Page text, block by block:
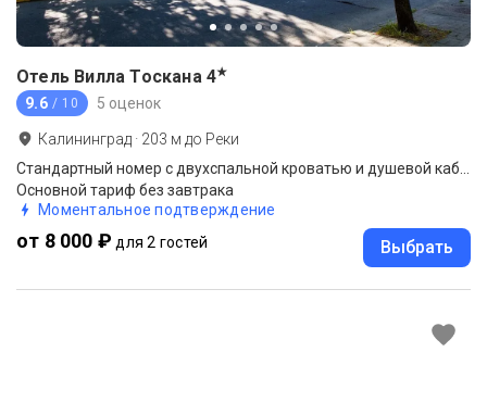
Отель Вилла Тоскана 4★
9.6 / 10 5 оценок
Калининград · 203 м до Реки
Стандартный номер с двухспальной кроватью и душевой кабиной
Основной тариф без завтрака
Моментальное подтверждение
от 8 000 ₽ для 2 гостей Выбрать